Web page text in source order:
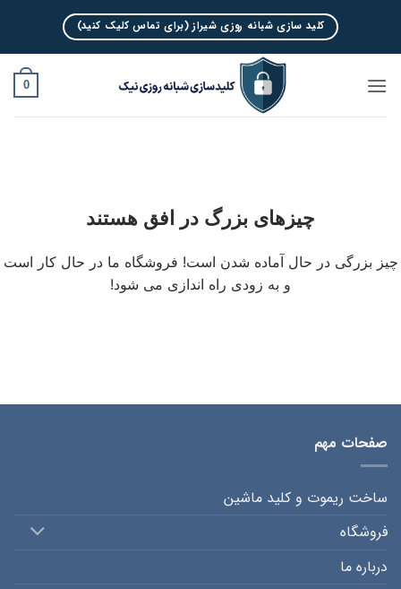
content
کلید سازی شبانه روزی شیراز (برای تماس کلیک کنید)
0
چیزهای بزرگ در افق هستند
چیز بزرگی در حال آماده شدن است! فروشگاه ما در حال کار است
و به زودی راه اندازی می شود!
صفحات مهم
ساخت ریموت و کلید ماشین
فروشگاه
درباره ما